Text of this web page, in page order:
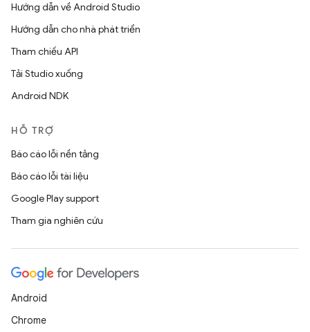
Hướng dẫn về Android Studio
Hướng dẫn cho nhà phát triển
Tham chiếu API
Tải Studio xuống
Android NDK
HỖ TRỢ
Báo cáo lỗi nền tảng
Báo cáo lỗi tài liệu
Google Play support
Tham gia nghiên cứu
Android
Chrome